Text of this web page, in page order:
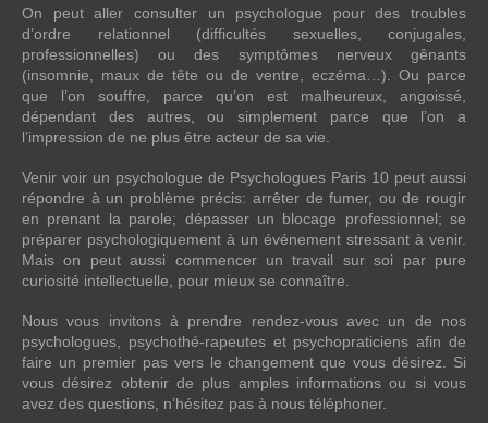
On peut aller consulter un psychologue pour des troubles
d’ordre relationnel (difficultés sexuelles, conjugales,
professionnelles) ou des symptômes nerveux gênants
(insomnie, maux de tête ou de ventre, eczéma…). Ou parce
que l’on souffre, parce qu’on est malheureux, angoissé,
dépendant des autres, ou simplement parce que l’on a
l’impression de ne plus être acteur de sa vie.
Venir voir un psychologue de Psychologues Paris 10 peut aussi
répondre à un problème précis: arrêter de fumer, ou de rougir
en prenant la parole; dépasser un blocage professionnel; se
préparer psychologiquement à un événement stressant à venir.
Mais on peut aussi commencer un travail sur soi par pure
curiosité intellectuelle, pour mieux se connaître.
Nous vous invitons à prendre rendez-vous avec un de nos
psychologues, psychothé-rapeutes et psychopraticiens afin de
faire un premier pas vers le changement que vous désirez. Si
vous désirez obtenir de plus amples informations ou si vous
avez des questions, n’hésitez pas à nous téléphoner.